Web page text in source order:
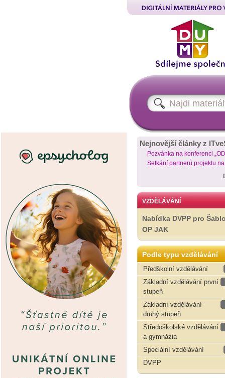
Nejnovější články z
Pozvánka na konferenci
Setkání partnerů projektu
VZDĚLÁVÁNÍ
Nabídka DVPP pro
OP JAK
Podle typu vzdělávání
Předškolní vzdělávání
Základní vzdělávání první
stupeň
Základní vzdělávání
druhý stupeň
Středoškolské vzdělávání
a gymnázia
Speciální vzdělávání
DVPP